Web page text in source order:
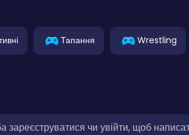
Тапання Wrestling
зареєструватися чи увійти, щоб